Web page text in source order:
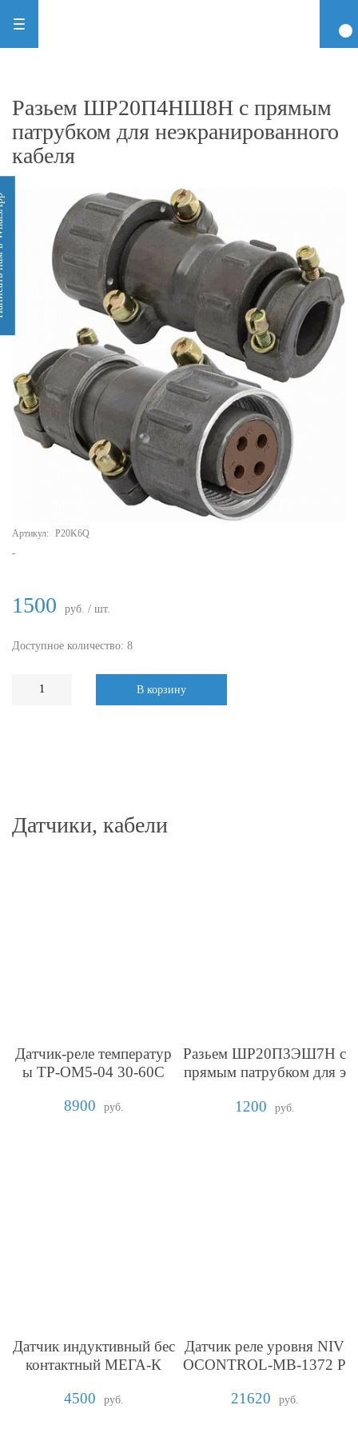
Разьем ШР20П4НШ8Н с прямым
патрубком для неэкранированного
кабеля
Артикул: P20K6Q
-
1500 руб. / шт.
Доступное количество: 8
В корзину
Датчики, кабели
Датчик-реле температур
ы ТР-ОМ5-04 30-60С
8900
руб.
Разьем ШР20П3ЭШ7Н с
прямым патрубком для э
1200
руб.
Датчик индуктивный бес
контактный МЕГА-К
4500
руб.
Датчик реле уровня NIV
OCONTROL-MB-1372 P
21620
руб.